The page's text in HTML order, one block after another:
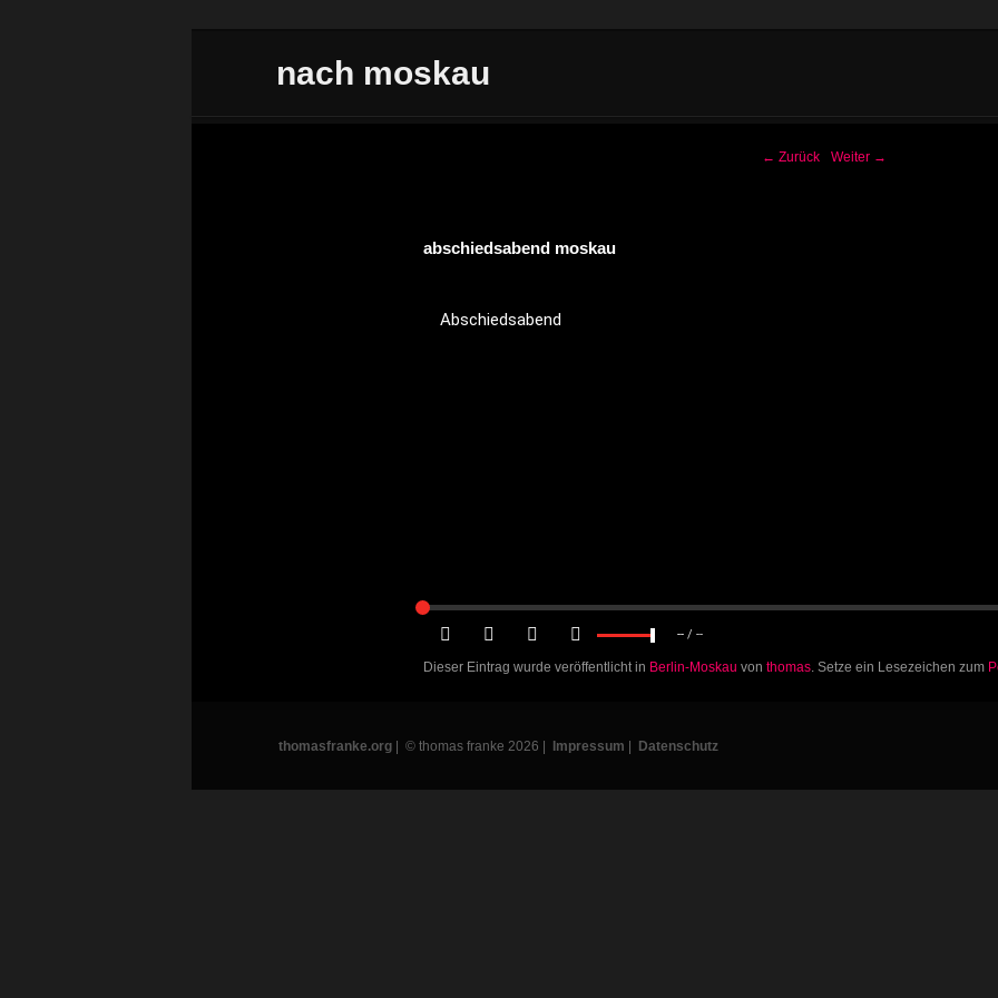
nach moskau
← Zurück Weiter →
abschiedsabend moskau
Abschiedsabend
-- / --
Dieser Eintrag wurde veröffentlicht in Berlin-Moskau von thomas. Setze ein Lesezeichen zum
thomasfranke.org | © thomas franke 2026 | Impressum | Datenschutz